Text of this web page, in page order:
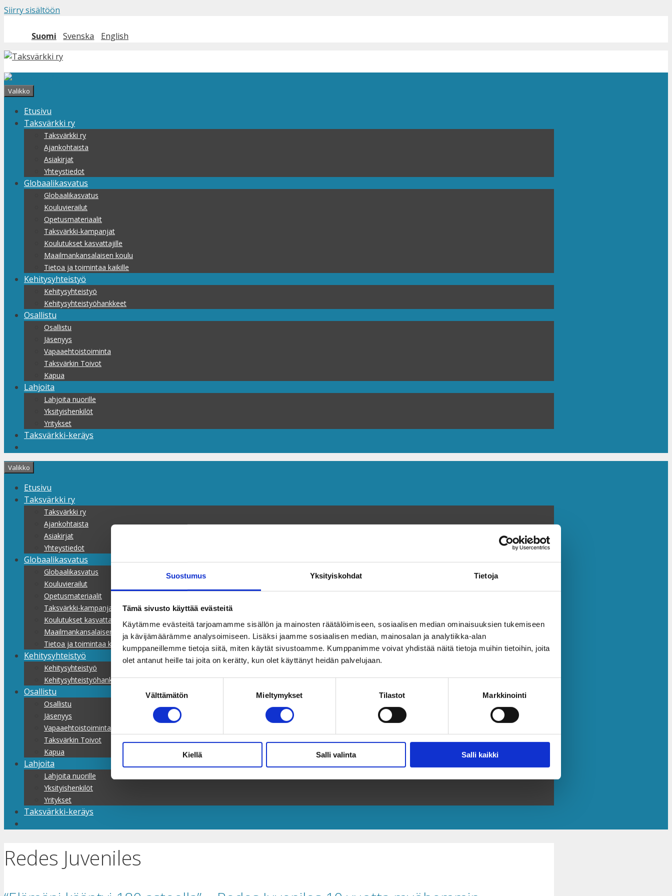
Suostumus Yksityiskohdat Tietoja
Tämä sivusto käyttää evästeitä
Käytämme evästeitä tarjoamamme sisällön ja mainosten räätälöimiseen, sosiaalisen median ominaisuuksien tukemiseen
ja kävijämäärämme analysoimiseen. Lisäksi jaamme sosiaalisen median, mainosalan ja analytiikka-alan
kumppaneillemme tietoja siitä, miten käytät sivustoamme. Kumppanimme voivat yhdistää näitä tietoja muihin tietoihin, joita
olet antanut heille tai joita on kerätty, kun olet käyttänyt heidän palvelujaan.
Suostumuksen
Välttämätön Mieltymykset Tilastot Markkinointi
Kiellä Salli valinta Salli kaikki
Siirry sisältöön
Suomi Svenska English
Valikko
Etusivu
Taksvärkki ry
Taksvärkki ry
Ajankohtaista
Asiakirjat
Yhteystiedot
Globaalikasvatus
Globaalikasvatus
Kouluvierailut
Opetusmateriaalit
Taksvärkki-kampanjat
Koulutukset kasvattajille
Maailmankansalaisen koulu
Tietoa ja toimintaa kaikille
Kehitysyhteistyö
Kehitysyhteistyö
Kehitysyhteistyöhankkeet
Osallistu
Osallistu
Jäsenyys
Vapaaehtoistoiminta
Taksvärkin Toivot
Kapua
Lahjoita
Lahjoita nuorille
Yksityishenkilöt
Yritykset
Taksvärkki-keräys
Valikko
Etusivu
Taksvärkki ry
Taksvärkki ry
Ajankohtaista
Asiakirjat
Yhteystiedot
Globaalikasvatus
Globaalikasvatus
Kouluvierailut
Opetusmateriaalit
Taksvärkki-kampanjat
Koulutukset kasvattajille
Maailmankansalaisen koulu
Tietoa ja toimintaa kaikille
Kehitysyhteistyö
Kehitysyhteistyö
Kehitysyhteistyöhankkeet
Osallistu
Osallistu
Jäsenyys
Vapaaehtoistoiminta
Taksvärkin Toivot
Kapua
Lahjoita
Lahjoita nuorille
Yksityishenkilöt
Yritykset
Taksvärkki-keräys
Redes Juveniles